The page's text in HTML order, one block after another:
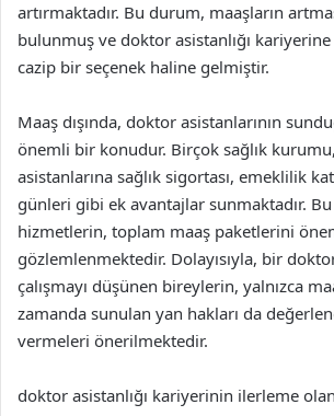
artırmaktadır. Bu durum, maaşların
bulunmuş ve doktor asistanlığı
cazip bir seçenek haline gelmiştir.
Maaş dışında, doktor asistanlarının
önemli bir konudur. Birçok sağlık
asistanlarına sağlık sigortası, emeklilik
günleri gibi ek avantajlar sunmaktadır.
hizmetlerin, toplam maaş paketlerini
gözlemlenmektedir. Dolayısıyla, bir
çalışmayı düşünen bireylerin, yalnızca
zamanda sunulan yan hakları da
vermeleri önerilmektedir.
doktor asistanlığı kariyerinin ilerleme